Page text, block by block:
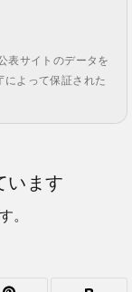
表サイトのデータを
によって保証された
います
。